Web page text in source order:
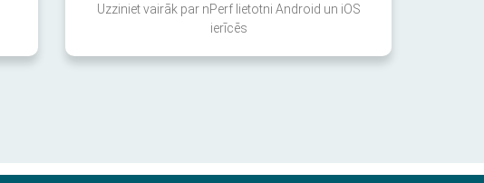
Uzziniet vairāk par nPerf lietotni Android un iOS
ierīcēs